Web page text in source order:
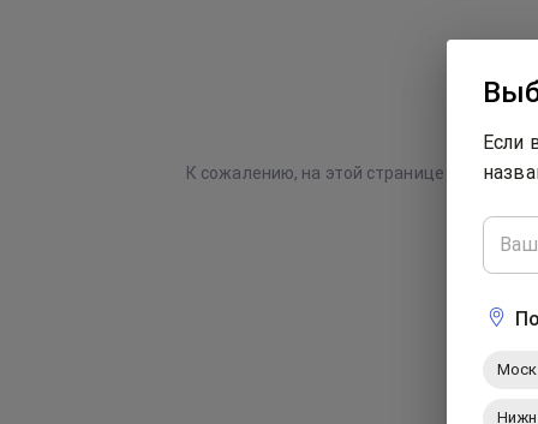
К сожалению, на этой странице
Если